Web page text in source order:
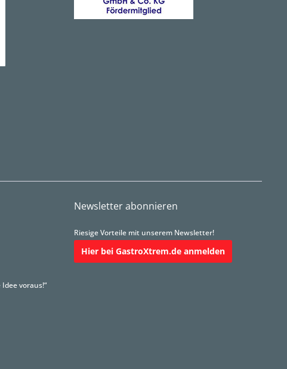
voraus!“
Newsletter abonnieren
Riesige Vorteile mit unserem Newsletter!
Hier bei GastroXtrem.de anmelden